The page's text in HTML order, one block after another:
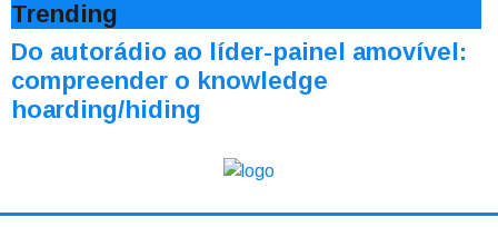
Trending
Do autorádio ao líder-painel amovível:
compreender o knowledge
hoarding/hiding